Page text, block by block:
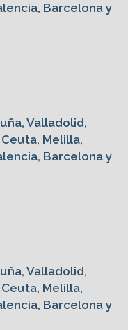
Barcelona y
Valladolid,
Melilla,
Barcelona y
Valladolid,
Melilla,
Barcelona y